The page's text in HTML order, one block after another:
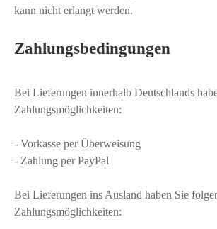
kann nicht erlangt werden.
Zahlungsbedingungen
Bei Lieferungen innerhalb Deutschlands
Zahlungsmöglichkeiten:
- Vorkasse per Überweisung
- Zahlung per PayPal
Bei Lieferungen ins Ausland haben Sie
Zahlungsmöglichkeiten: